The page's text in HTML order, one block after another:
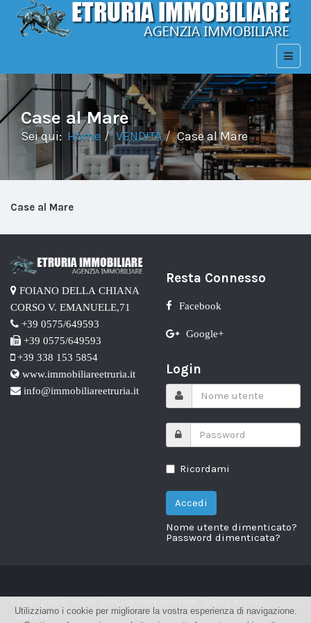
Case al Mare
Sei qui: Home VENDITA Case al Mare
Case al Mare
FOIANO DELLA CHIANA
CORSO V. EMANUELE,71
+39 0575/649593
+39 0575/649593
+39 338 153 5854
www.immobiliareetruria.it
info@immobiliareetruria.it
Resta Connesso
Facebook
Google+
Login
Ricordami
Nome utente dimenticato?
Password dimenticata?
riservati.
Utilizziamo i cookie per migliorare la vostra esperienza di navigazione.